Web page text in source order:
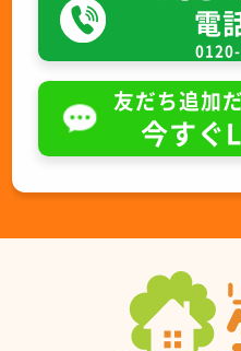
電
友だち追加
今すぐ